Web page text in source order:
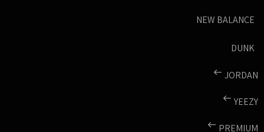
NEW BALANCE
DUNK
JORDAN
YEEZY
PREMIUM